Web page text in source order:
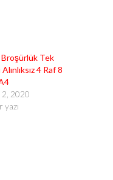
Broşürlük Tek
4 Raf 8
2, 2020
yazı